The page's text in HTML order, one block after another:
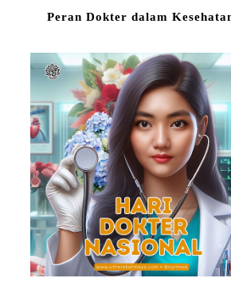
Peran Dokter dalam